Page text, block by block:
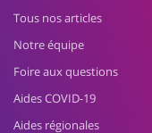
Tous nos articles
Notre équipe
Foire aux questions
Aides COVID-19
Aides régionales